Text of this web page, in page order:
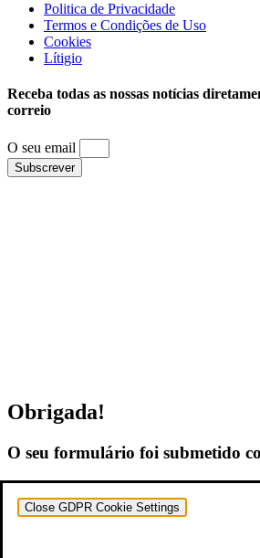
Politica de Privacidade
Termos e Condições de Uso
Cookies
Lítigio
Receba todas as nossas notícias
correio
O seu email
Subscrever
Obrigada!
O seu formulário foi submetido
Close GDPR Cookie Settings